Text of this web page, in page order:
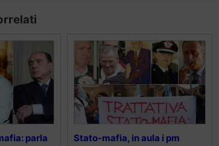
parla
Stato-mafia, in aula i pm